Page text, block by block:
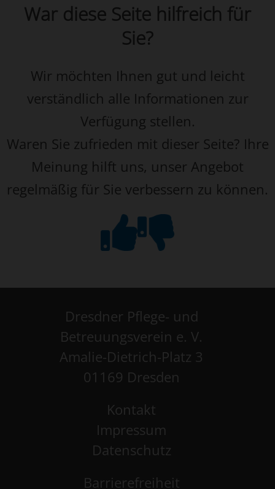
War diese Seite hilfreich für
Sie?
Wir möchten Ihnen gut und leicht
verständlich alle Informationen zur
Verfügung stellen.
Waren Sie zufrieden mit dieser Seite? Ihre
Meinung hilft uns, unser Angebot
regelmäßig für Sie verbessern zu können.
Dresdner Pflege- und
Betreuungsverein e. V.
Amalie-Dietrich-Platz 3
01169 Dresden
Kontakt
Impressum
Datenschutz
Barrierefreiheit